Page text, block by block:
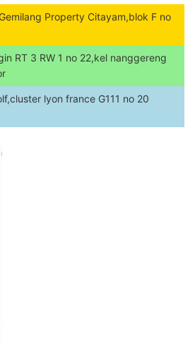
Property Citayam,blok F no
RT 3 RW 1 no 22,kel nanggereng
lyon france G111 no 20